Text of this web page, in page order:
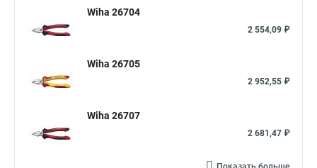
Wiha 26704
2 554,09 ₽
Wiha 26705
2 952,55 ₽
Wiha 26707
2 681,47 ₽